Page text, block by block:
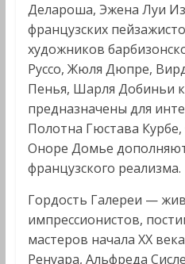
Делароша, Эжена Луи
французских
художников
Руссо, Жюля Дюпре,
Пенья, Шарля Добиньи
предназначены для
Полотна Гюстава
Оноре Домье
французского реализма.
Гордость Галереи —
импрессионистов,
мастеров начала XX
Ренуара, Альфреда